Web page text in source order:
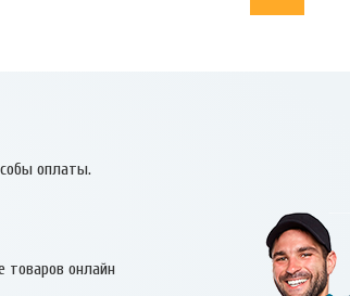
оплаты.
товаров онлайн